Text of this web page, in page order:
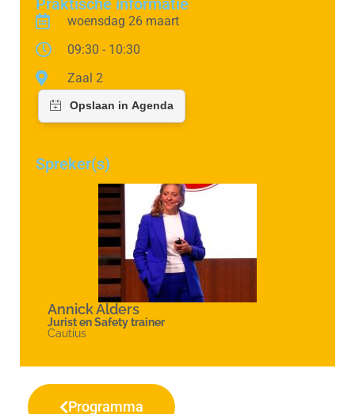
woensdag 26 maart
09:30 - 10:30
Zaal 2
Spreker(s)
Annick Alders
Jurist en Safety trainer
Cautius
Programma